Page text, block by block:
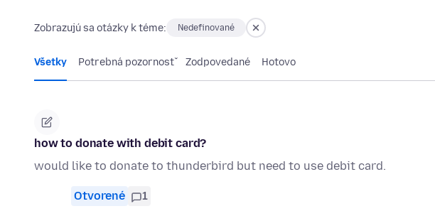
Zobrazujú sa otázky k téme: Nedefinované
Všetky Potrebná pozornosť Zodpovedané Hotovo
how to donate with debit card?
would like to donate to thunderbird but need to use debit card.
Otvorené 1